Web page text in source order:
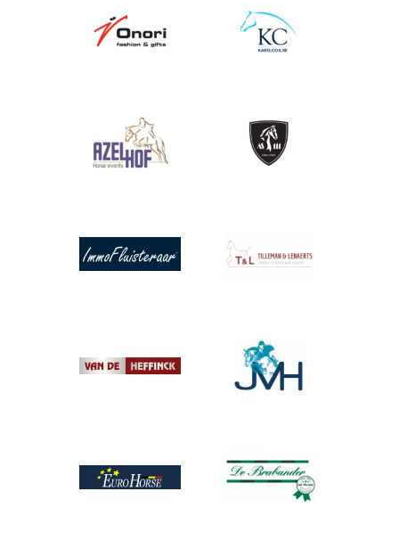
Afbeelding Afbeelding
Afbeelding Afbeelding
Afbeelding Afbeelding
Afbeelding
Afbeelding
Afbeelding
Afbeelding